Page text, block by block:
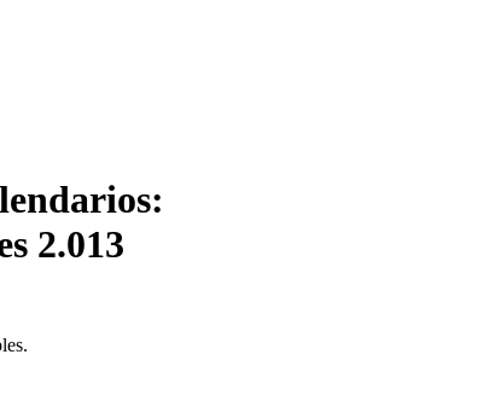
2.013